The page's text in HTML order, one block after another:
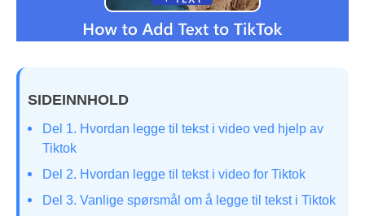
SIDEINNHOLD
Del 1. Hvordan legge til tekst i video ved hjelp av
Tiktok
Del 2. Hvordan legge til tekst i video for Tiktok
Del 3. Vanlige spørsmål om å legge til tekst i Tiktok